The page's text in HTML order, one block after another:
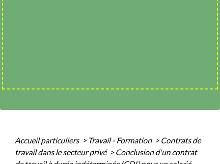
Accueil particuliers > Travail - Formation > Contrats de
travail dans le secteur privé > Conclusion d'un contrat